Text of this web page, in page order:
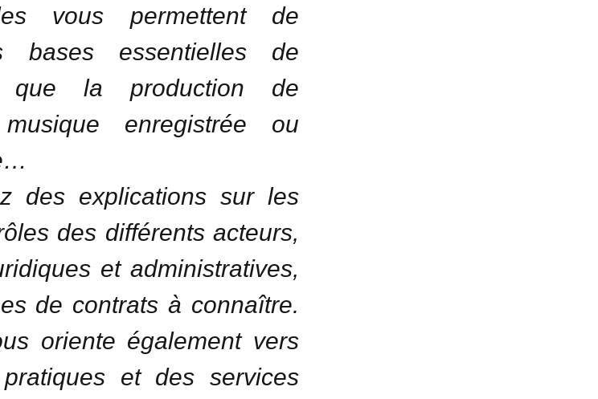
vous permettent de
bases essentielles de
que la production de
enregistrée ou
des explications sur les
des différents acteurs,
et administratives,
de contrats à connaître.
oriente également vers
et des services